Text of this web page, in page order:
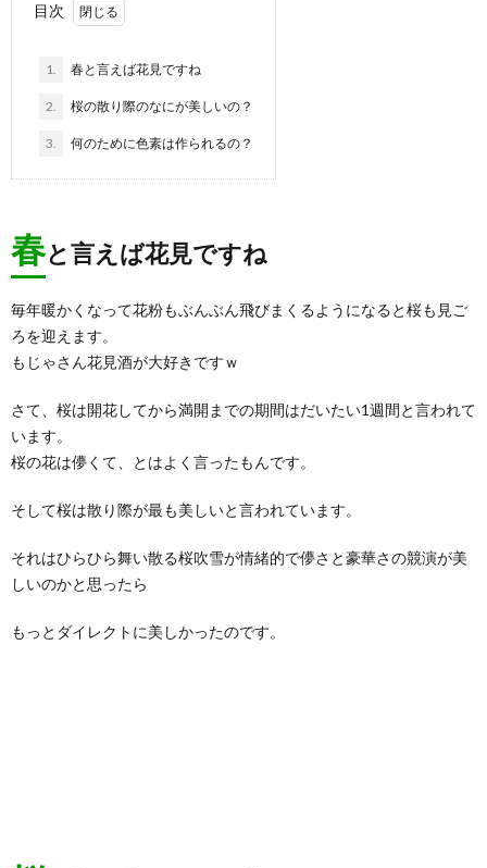
目次
1. 春と言えば花見ですね
2. 桜の散り際のなにが美しいの？
3. 何のために色素は作られるの？
春と言えば花見ですね
毎年暖かくなって花粉もぶんぶん飛びまくるようになると桜も見ご
ろを迎えます。
もじゃさん花見酒が大好きですｗ
さて、桜は開花してから満開までの期間はだいたい1週間と言われて
います。
桜の花は儚くて、とはよく言ったもんです。
そして桜は散り際が最も美しいと言われています。
それはひらひら舞い散る桜吹雪が情緒的で儚さと豪華さの競演が美
しいのかと思ったら
もっとダイレクトに美しかったのです。